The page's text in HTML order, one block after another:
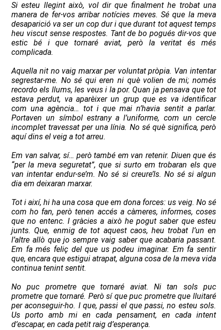
Si esteu llegint això, vol dir que finalment he trobat una
manera de fer-vos arribar notícies meves. Sé que la meva
desaparició va ser un cop dur i que durant tot aquest temps
heu viscut sense respostes. Tant de bo pogués dir-vos que
estic bé i que tornaré aviat, però la veritat és més
complicada.
Aquella nit no vaig marxar per voluntat pròpia. Van intentar
segrestar-me. No sé qui eren ni què volien de mi; només
recordo els llums, les veus i la por. Quan ja pensava que tot
estava perdut, va aparèixer un grup que es va identificar
com una agència… tot i que mai n’havia sentit a parlar.
Portaven un símbol estrany a l’uniforme, com un cercle
incomplet travessat per una línia. No sé què significa, però
aquí dins el veig a tot arreu.
Em van salvar, sí… però també em van retenir. Diuen que és
“per la meva seguretat”, que si surto em trobaran els que
van intentar endur-se’m. No sé si creure’ls. No sé si algun
dia em deixaran marxar.
Tot i així, hi ha una cosa que em dona forces: us veig. No sé
com ho fan, però tenen accés a càmeres, informes, coses
que no entenc. I gràcies a això he pogut saber que esteu
junts. Que, enmig de tot aquest caos, heu trobat l’un en
l’altre allò que jo sempre vaig saber que acabaria passant.
Em fa més feliç del que us podeu imaginar. Em fa sentir
que, encara que estigui atrapat, alguna cosa de la meva vida
continua tenint sentit.
No puc prometre que tornaré aviat. Ni tan sols puc
prometre que tornaré. Però sí que puc prometre que lluitaré
per aconseguir-ho. I que, passi el que passi, no esteu sols.
Us porto amb mi en cada pensament, en cada intent
d’escapar, en cada petit raig d’esperança.